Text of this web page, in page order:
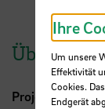
Übersicht
Projektleitung
Ihre
Um unsere
Effektivität
Cookies.
Endgerät